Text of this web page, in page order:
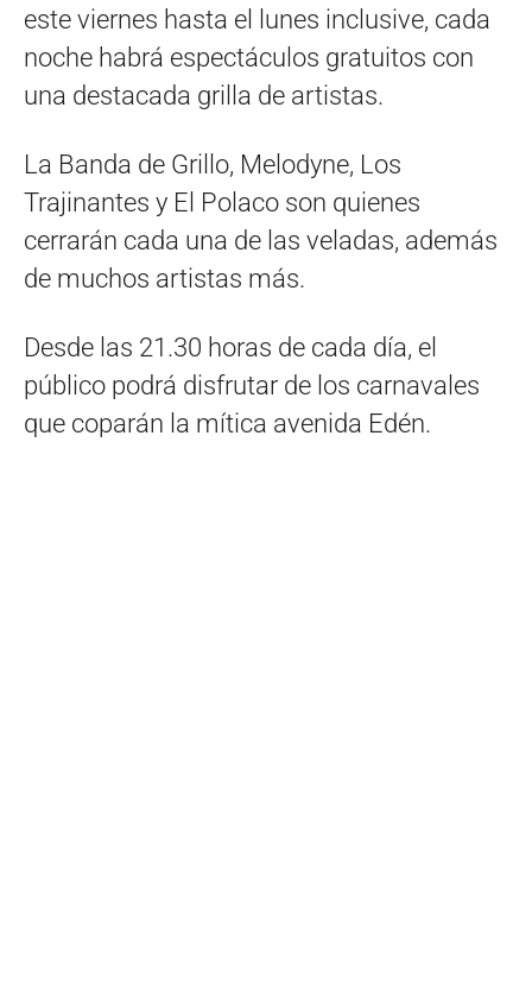
este viernes hasta el lunes inclusive, cada
noche habrá espectáculos gratuitos con
una destacada grilla de artistas.
La Banda de Grillo, Melodyne, Los
Trajinantes y El Polaco son quienes
cerrarán cada una de las veladas, además
de muchos artistas más.
Desde las 21.30 horas de cada día, el
público podrá disfrutar de los carnavales
que coparán la mítica avenida Edén.